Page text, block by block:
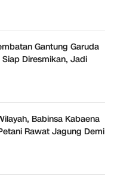
Gantung Garuda
Diresmikan, Jadi
Babinsa Kabaena
Rawat Jagung Demi